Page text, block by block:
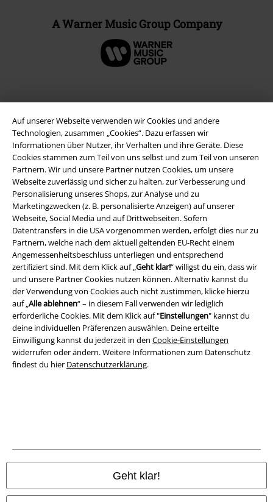
Auf unserer Webseite verwenden wir Cookies und andere
Technologien, zusammen „Cookies“. Dazu erfassen wir
Informationen über Nutzer, ihr Verhalten und ihre Geräte. Diese
Cookies stammen zum Teil von uns selbst und zum Teil von unseren
Partnern. Wir und unsere Partner nutzen Cookies, um unsere
Webseite zuverlässig und sicher zu halten, zur Verbesserung und
Personalisierung unseres Shops, zur Analyse und zu
Marketingzwecken (z. B. personalisierte Anzeigen) auf unserer
Webseite, Social Media und auf Drittwebseiten. Sofern
Datentransfers in die USA vorgenommen werden, erfolgt dies nur zu
Partnern, welche nach dem aktuell geltenden EU-Recht einem
Angemessenheitsbeschluss unterliegen und entsprechend
zertifiziert sind. Mit dem Klick auf „Geht klar!“ willigst du ein, dass wir
und unsere Partner Cookies nutzen können. Alternativ kannst du
der Verwendung von Cookies auch nicht zustimmen, klicke hierzu
auf „Alle ablehnen“ – in diesem Fall verwenden wir lediglich
erforderliche Cookies. Mit dem Klick auf "Einstellungen" kannst du
deine individuellen Präferenzen auswählen. Deine erteilte
Einwilligung kannst du jederzeit in den Cookie-Einstellungen
widerrufen oder ändern. Weitere Informationen zum Datenschutz
findest du hier Datenschutzerklärung.
Geht klar!
A Warner Music Group Company
Rechtliches
AGB
Impressum
Datenschutz
Entsorgung und Umweltschutz
Konformitätserklärung
Information zur Barrierefreiheit